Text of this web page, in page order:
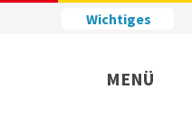
Wichtiges
MENÜ